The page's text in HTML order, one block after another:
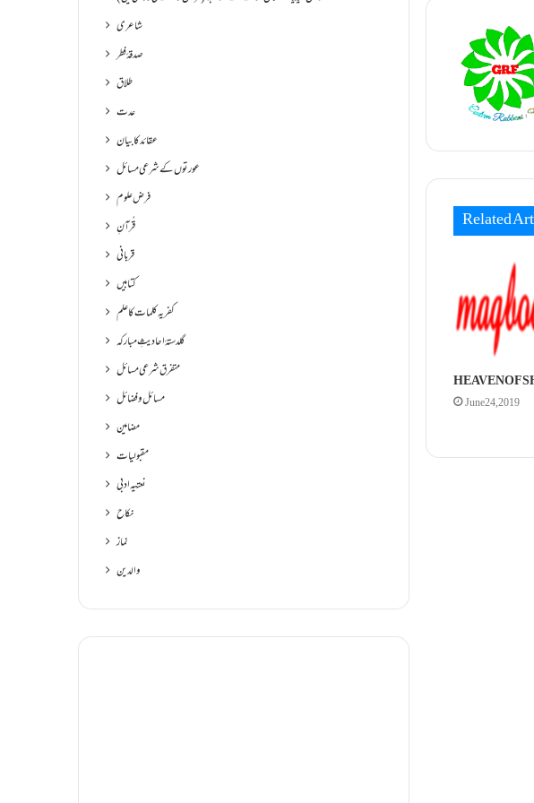
Related
HEAVEN OF
June 24, 2019
شاعری
صدقۂ فطر
طلاق
عدت
عقائد کا بیان
عورتوں کے شرعی مسائل
فرض علوم
قُرآنِ
قربانی
کتابیں
کفریہ کلمات کا علم
گلدستۂ احادیثِ مبارکہ
متفرق شرعی مسائل
مسائل و فضائل
مضامین
مقبولیات
نعتیہ ادبی
نکاح
نماز
والدین